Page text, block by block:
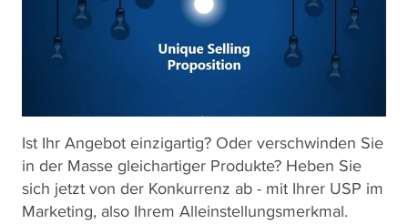
Ist Ihr Angebot einzigartig? Oder verschwinden Sie
in der Masse gleichartiger Produkte? Heben Sie
sich jetzt von der Konkurrenz ab - mit Ihrer USP im
Marketing, also Ihrem Alleinstellungsmerkmal.